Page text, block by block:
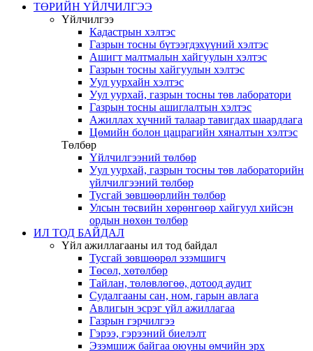
ТӨРИЙН ҮЙЛЧИЛГЭЭ
Үйлчилгээ
Кадастрын хэлтэс
Газрын тосны бүтээгдэхүүний хэлтэс
Ашигт малтмалын хайгуулын хэлтэс
Газрын тосны хайгуулын хэлтэс
Уул уурхайн хэлтэс
Уул уурхай, газрын тосны төв лаборатори
Газрын тосны ашиглалтын хэлтэс
Ажиллах хүчний талаар тавигдах шаардлага
Цөмийн болон цацрагийн хяналтын хэлтэс
Төлбөр
Үйлчилгээний төлбөр
Уул уурхай, газрын тосны төв лабораторийн
үйлчилгээний төлбөр
Тусгай зөвшөөрлийн төлбөр
Улсын төсвийн хөрөнгөөр хайгуул хийсэн
ордын нөхөн төлбөр
ИЛ ТОД БАЙДАЛ
Үйл ажиллагааны ил тод байдал
Тусгай зөвшөөрөл эзэмшигч
Төсөл, хөтөлбөр
Тайлан, төлөвлөгөө, дотоод аудит
Судалгааны сан, ном, гарын авлага
Авлигын эсрэг үйл ажиллагаа
Газрын гэрчилгээ
Гэрээ, гэрээний биелэлт
Эзэмшиж байгаа оюуны өмчийн эрх